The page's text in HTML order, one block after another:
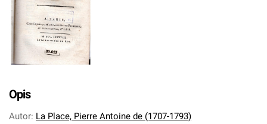
Opis
Autor: La Place, Pierre Antoine de (1707-1793)